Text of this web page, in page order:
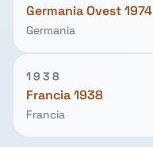
Germania Ovest 1974
Germania
1938
Francia 1938
Francia